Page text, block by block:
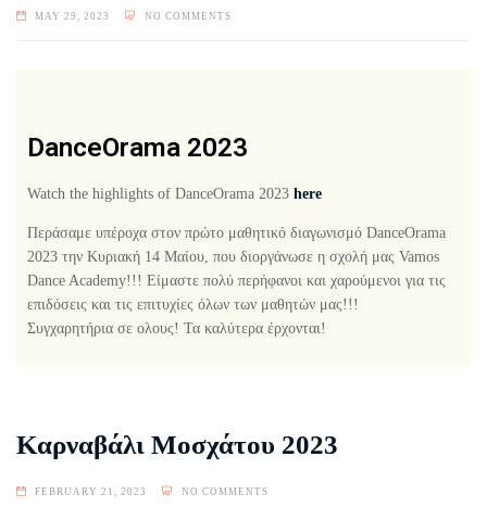
MAY 29, 2023 NO COMMENTS
DanceOrama 2023
Watch the highlights of DanceOrama 2023 here
Περάσαμε υπέροχα στον πρώτο μαθητικό διαγωνισμό DanceOrama
2023 την Κυριακή 14 Μαίου, που διοργάνωσε η σχολή μας Vamos
Dance Academy!!! Είμαστε πολύ περήφανοι και χαρούμενοι για τις
επιδόσεις και τις επιτυχίες όλων των μαθητών μας!!!
Συγχαρητήρια σε ολους! Τα καλύτερα έρχονται!
Καρναβάλι Μοσχάτου 2023
FEBRUARY 21, 2023 NO COMMENTS